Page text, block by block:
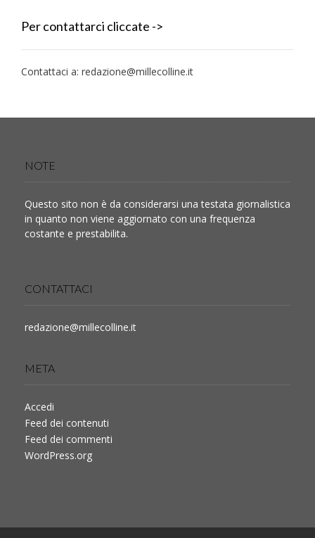
Per contattarci cliccate ->
Contattaci a: redazione@millecolline.it
NOTE
Questo sito non è da considerarsi una testata giornalistica
in quanto non viene aggiornato con una frequenza
costante e prestabilita.
CONTATTACI
redazione@millecolline.it
META
Accedi
Feed dei contenuti
Feed dei commenti
WordPress.org